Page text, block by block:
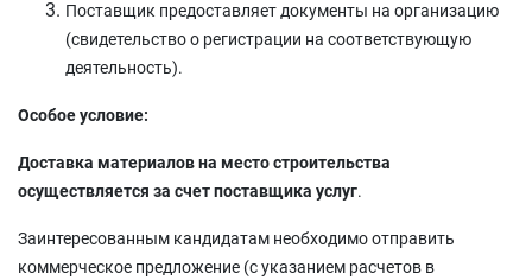
Поставщик предоставляет документы на организацию
(свидетельство о регистрации на соответствующую
деятельность).
Особое условие:
Доставка материалов на место строительства
осуществляется за счет поставщика услуг.
Заинтересованным кандидатам необходимо отправить
коммерческое предложение (с указанием расчетов в